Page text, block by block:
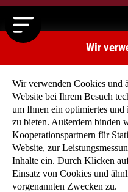
Geben Sie Ihren
an der
Wir
Wir verwenden Cookies und
Website bei Ihrem Besuch
um Ihnen ein optimiertes
zu bieten. Außerdem binden
Kooperationspartnern für
Website, zur
Inhalte ein. Durch Klicken
Einsatz von Cookies und
vorgenannten Zwecken zu.